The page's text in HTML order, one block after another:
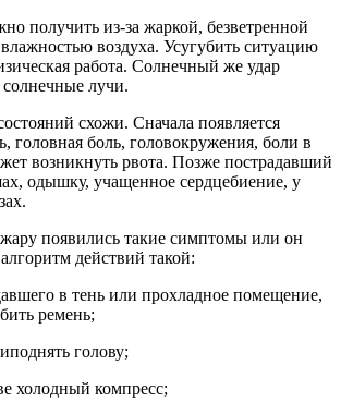
получить из-за жаркой, безветренной
воздуха. Усугубить ситуацию
работа. Солнечный же удар
лучи.
схожи. Сначала появляется
головная боль, головокружения, боли в
возникнуть рвота. Позже пострадавший
одышку, учащенное сердцебиение, у
появились такие симптомы или он
действий такой:
в тень или прохладное помещение,
ремень;
голову;
холодный компресс;